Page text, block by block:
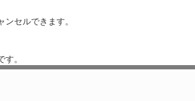
セルできます。
。